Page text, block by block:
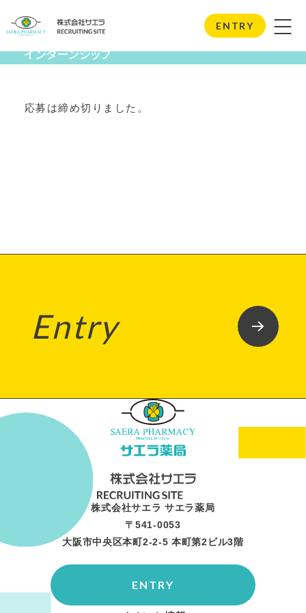
ENTRY
Internship
インターンシップ
応募は締め切りました。
Entry
株式会社サエラ サエラ薬局
〒541-0053
大阪市中央区本町2-2-5 本町第2ビル3階
ENTRY